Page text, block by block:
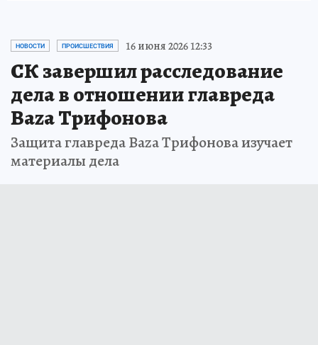
НОВОСТИ ПРОИСШЕСТВИЯ 16 июня 2026 12:33
СК завершил расследование
дела в отношении главреда
Baza Трифонова
Защита главреда Baza Трифонова изучает
материалы дела